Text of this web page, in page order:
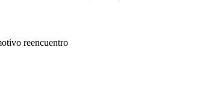
reencuentro